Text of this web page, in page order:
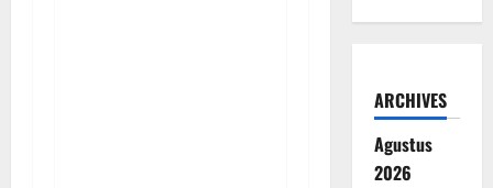
ARCHIVES
Agustus
2026